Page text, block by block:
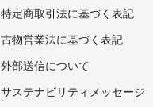
特定商取引法に基づく表記
古物営業法に基づく表記
外部送信について
サステナビリティメッセージ